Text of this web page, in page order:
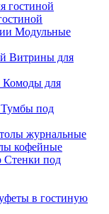
Модульные
Витрины для
Комоды для
Тумбы под
журнальные
кофейные
Стенки под
в гостиную